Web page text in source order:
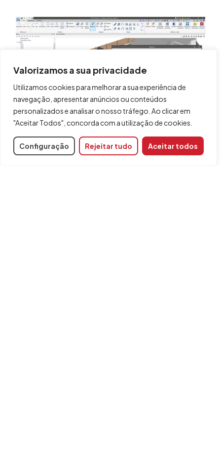
Valorizamos a sua privacidade
Utilizamos cookies para melhorar a sua experiência de
navegação, apresentar anúncios ou conteúdos
personalizados e analisar o nosso tráfego. Ao clicar em
"Aceitar Todos", concorda com a utilização de cookies.
Configuração Rejeitar tudo Aceitar todos
Os objetos interagem com as ferramentas "Mover grupo
de elementos", "Copiar", "Apagar", "Rodar", "Simetria" e